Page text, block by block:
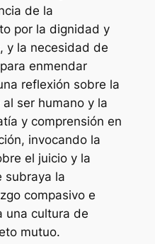
de la
por la dignidad y
y la necesidad de
enmendar
reflexión sobre la
ser humano y la
y comprensión en
invocando la
el juicio y la
subraya la
compasivo e
una cultura de
mutuo.